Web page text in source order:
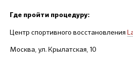
Где пройти процедуру:
Центр спортивного восстановления
Москва, ул. Крылатская, 10